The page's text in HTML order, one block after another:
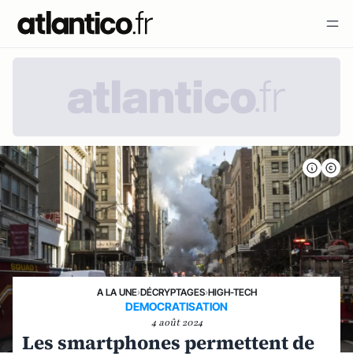
A LA UNE›DÉCRYPTAGES›HIGH-TECH
DEMOCRATISATION
4 août 2024
Les smartphones permettent de